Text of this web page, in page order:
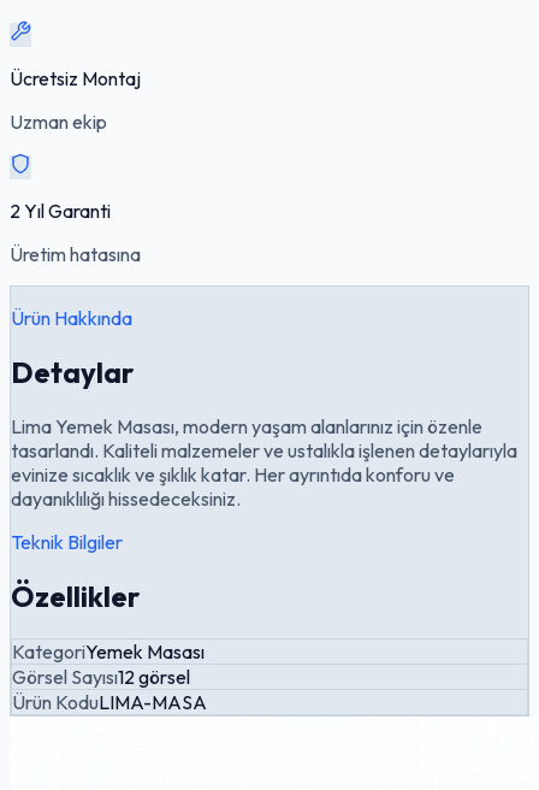
Ücretsiz Montaj
Uzman ekip
2 Yıl Garanti
Üretim hatasına
Ürün Hakkında
Detaylar
Lima Yemek Masası, modern yaşam alanlarınız için özenle
tasarlandı. Kaliteli malzemeler ve ustalıkla işlenen detaylarıyla
evinize sıcaklık ve şıklık katar. Her ayrıntıda konforu ve
dayanıklılığı hissedeceksiniz.
Teknik Bilgiler
Özellikler
KategoriYemek Masası
Görsel Sayısı12 görsel
Ürün KoduLIMA-MASA